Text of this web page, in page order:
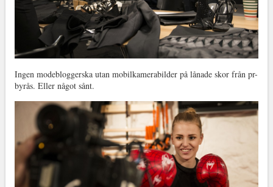
Ingen modebloggerska utan mobilkamerabilder på lånade skor från pr-
byrås. Eller något sånt.